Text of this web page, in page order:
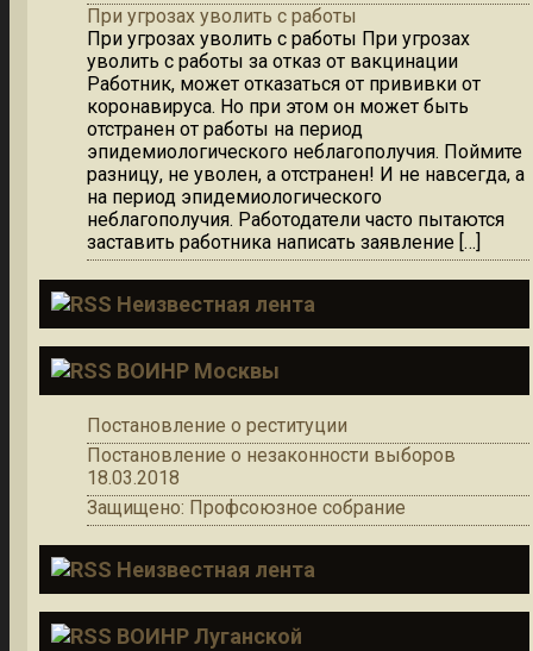
При угрозах уволить с работы
При угрозах уволить с работы При угрозах
уволить с работы за отказ от вакцинации
Работник, может отказаться от прививки от
коронавируса. Но при этом он может быть
отстранен от работы на период
эпидемиологического неблагополучия. Поймите
разницу, не уволен, а отстранен! И не навсегда, а
на период эпидемиологического
неблагополучия. Работодатели часто пытаются
заставить работника написать заявление […]
Неизвестная лента
ВОИНР Москвы
Постановление о реституции
Постановление о незаконности выборов
18.03.2018
Защищено: Профсоюзное собрание
Неизвестная лента
ВОИНР Луганской